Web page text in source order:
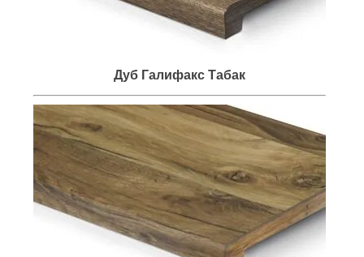
Дуб Галифакс Табак